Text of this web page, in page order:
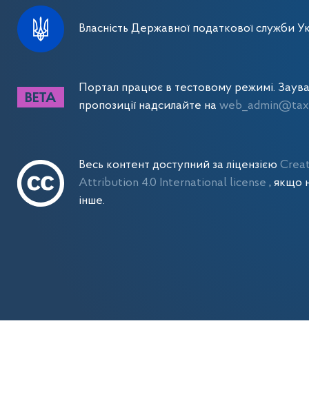
Власність Державної податкової служби
Портал працює в тестовому режимі.
пропозиції надсилайте на
Весь контент доступний за ліцензією
Attribution 4.0 International license, якщо
інше.